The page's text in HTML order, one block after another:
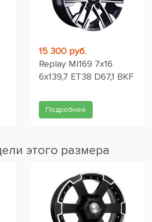
15 300 руб.
Replay MI169 7x16
6x139,7 ET38 D67,1 BKF
Подробнее
этого размера